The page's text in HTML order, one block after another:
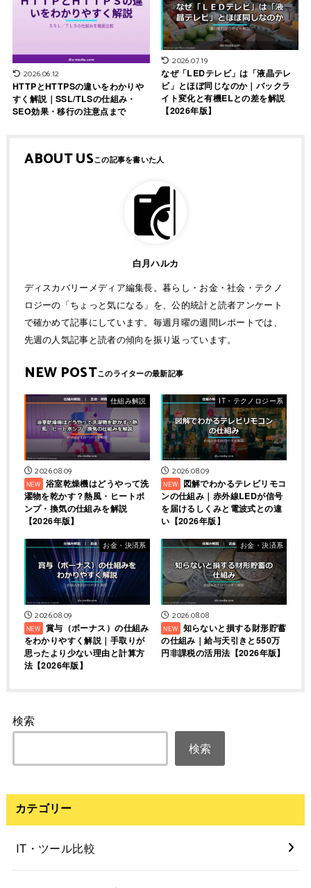
2026.06.12
HTTPとHTTPSの違いをわかりや
すく解説｜SSL/TLSの仕組み・
SEO効果・移行の注意点まで
2026.07.19
なぜ「LEDテレビ」は「液晶テレ
ビ」とほぼ同じなのか｜バックラ
イト変化と有機ELとの差を解説
【2026年版】
ABOUT US
白月ハルカ
ディスカバリーメディア編集長。暮らし・お金・社会・テクノ
ロジーの「ちょっと気になる」を、公的統計と読者アンケート
で確かめて記事にしています。毎週月曜の週間レポートでは、
先週の人気記事と読者の傾向を振り返っています。
NEW POST
仕組み解説
2026.08.09
浴室乾燥機はどうやって洗
濯物を乾かす？熱風・ヒートポ
ンプ・換気の仕組みを解説
【2026年版】
IT・テクノロジー系
2026.08.09
図解でわかるテレビリモコ
ンの仕組み｜赤外線LEDが信号
を届けるしくみと電波式との違
い【2026年版】
お金・決済系
2026.08.09
賞与（ボーナス）の仕組み
をわかりやすく解説｜手取りが
思ったより少ない理由と計算方
法【2026年版】
お金・決済系
2026.08.08
知らないと損する財形貯蓄
の仕組み｜給与天引きと550万
円非課税の活用法【2026年版】
検索
検索
カテゴリー
IT・ツール比較